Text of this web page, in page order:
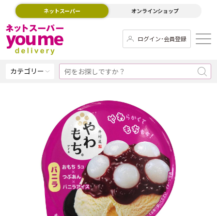
ネットスーパー オンラインショップ
ログイン･会員登録
カテゴリー